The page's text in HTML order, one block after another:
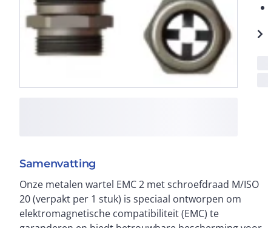
Samenvatting
Onze metalen wartel EMC 2 met schroefdraad M/ISO
20 (verpakt per 1 stuk) is speciaal ontworpen om
elektromagnetische compatibiliteit (EMC) te
van chloropreen rubber, de klemring van PA 6, de
contactveer van koperlegering en de O-ring van nitril
NBR. IP68 Bescherming: Deze wartel heeft een IP68-